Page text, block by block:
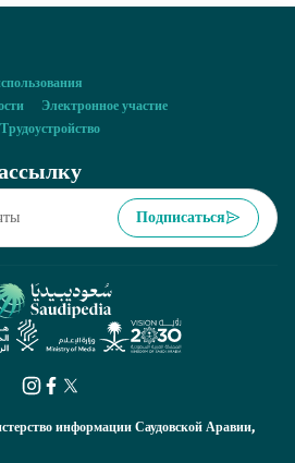
Электронное участие
Трудоустройство
Подписаться
информации Саудовской Аравии,